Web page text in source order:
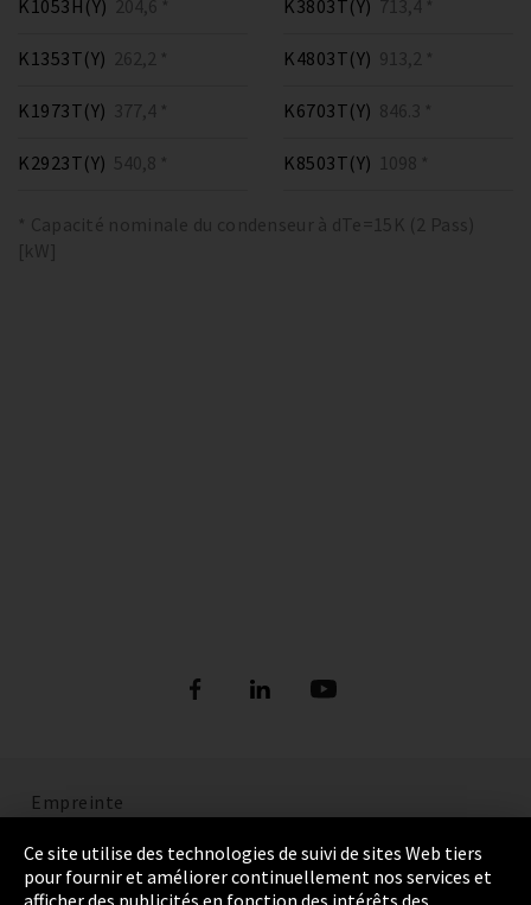
K1053H(Y) 204,6 *
K1353T(Y) 262,2 *
K1973T(Y) 377,4 *
K2923T(Y) 540,8 *
K3803T(Y) 713,4 *
K4803T(Y) 913,2 *
K6703T(Y) 846.3 *
K8503T(Y) 1098 *
* Capacité nominale du condenseur à dTe=15K (2 Pass)
[kW]
Empreinte
Politique de confidentialité
Cookie Settings
Ce site utilise des technologies de suivi de sites Web tiers
pour fournir et améliorer continuellement nos services et
afficher des publicités en fonction des intérêts des